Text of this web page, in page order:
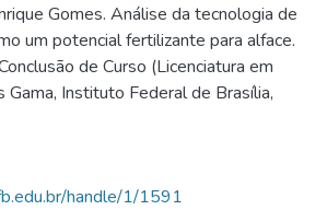
Gomes. Análise da tecnologia de
um potencial fertilizante para alface.
de Curso (Licenciatura em
Instituto Federal de Brasília,
handle/1/1591